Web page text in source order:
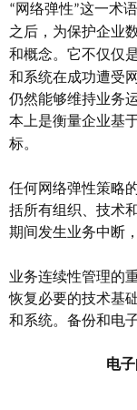
“网络弹性”这一术
之后，为保护企业
和概念。它不仅仅
和系统在成功遭受
仍然能够维持业务
本上是衡量企业基
标。
任何网络弹性策略
括所有组织、技术
期间发生业务中断
业务连续性管理的
恢复必要的技术基
和系统。备份和电
电